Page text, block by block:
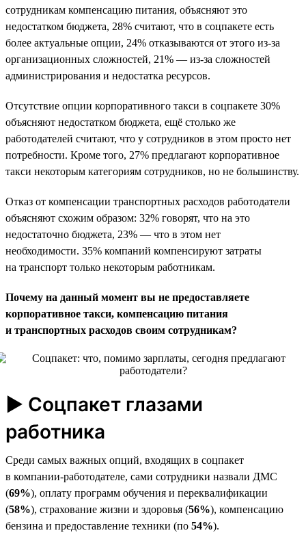
сотрудникам компенсацию питания, объясняют это
недостатком бюджета, 28% считают, что в соцпакете есть
более актуальные опции, 24% отказываются от этого из-за
организационных сложностей, 21% — из-за сложностей
администрирования и недостатка ресурсов.
Отсутствие опции корпоративного такси в соцпакете 30%
объясняют недостатком бюджета, ещё столько же
работодателей считают, что у сотрудников в этом просто нет
потребности. Кроме того, 27% предлагают корпоративное
такси некоторым категориям сотрудников, но не большинству.
Отказ от компенсации транспортных расходов работодатели
объясняют схожим образом: 32% говорят, что на это
недостаточно бюджета, 23% — что в этом нет
необходимости. 35% компаний компенсируют затраты
на транспорт только некоторым работникам.
Почему на данный момент вы не предоставляете
корпоративное такси, компенсацию питания
и транспортных расходов своим сотрудникам?
► Соцпакет глазами
работника
Среди самых важных опций, входящих в соцпакет
в компании-работодателе, сами сотрудники назвали ДМС
(69%), оплату программ обучения и переквалификации
(58%), страхование жизни и здоровья (56%), компенсацию
бензина и предоставление техники (по 54%).